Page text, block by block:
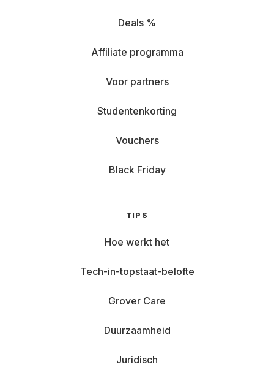
Deals %
Affiliate programma
Voor partners
Studentenkorting
Vouchers
Black Friday
TIPS
Hoe werkt het
Tech-in-topstaat-belofte
Grover Care
Duurzaamheid
Juridisch